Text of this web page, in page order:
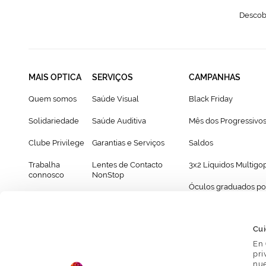
En
MAIS OPTICA
Quem somos
Solidariedade
Clube Privilege
Trabalha
connosco
SERVIÇOS
Saúde Visual
Saúde Auditiva
Garantias e Serviços
Lentes de Contacto
NonStop
CAMPANHAS
Black Friday
Mês dos Progressivos
Saldos
3x2 Líquidos
Óculos graduados